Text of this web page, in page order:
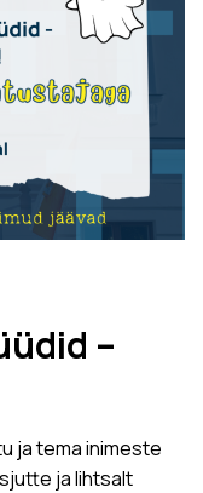
–
ja tema inimeste
ja lihtsalt